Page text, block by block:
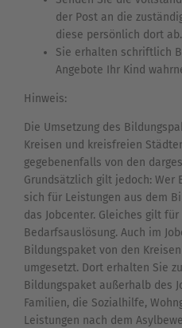
der Post an die
diese persönlich dort ab.
Sie erhalten schriftlich
Angebote Ihr Kind
Hinweis:
Die Umsetzung des
Kreisen und kreisfreien
gegebenenfalls von den
Grundsätzlich gilt jedoch: Wer
sich für Leistungen aus dem
das Jobcenter. Gleiches gilt
Bedarfsauslösung. Auch im
Bildungspaket von den
umgesetzt. Dort erhalten Sie
Bildungspaket außerhalb des
Familien, die Sozialhilfe,
Leistungen nach dem